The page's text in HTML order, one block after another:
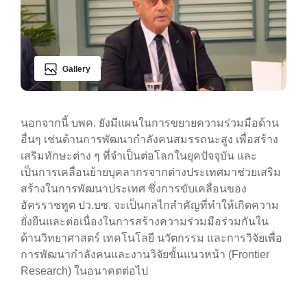
Gallery
นอกจากนี้ บพค. ยังมีแผนในการขยายความร่วมมือด้าน
อื่นๆ เช่นด้านการพัฒนากำลังคนสมรรถนะสูง เพื่อสร้าง
เสริมทักษะต่าง ๆ ที่จำเป็นต่อโลกในยุคปัจจุบัน และ
เป็นการเคลื่อนย้ายบุคลากรจากต่างประเทศมาช่วยเสริม
สร้างในการพัฒนาประเทศ ซึ่งการขับเคลื่อนของ
อัครราชทูต ปว.บซ. จะเป็นกลไกสำคัญที่ทำให้เกิดความ
ยั่งยืนและต่อเนื่องในการสร้างความร่วมมือร่วมกันใน
ด้านวิทยาศาสตร์ เทคโนโลยี นวัตกรรม และการวิจัยเพื่อ
การพัฒนากำลังคนและงานวิจัยขั้นแนวหน้า (Frontier
Research) ในอนาคตต่อไป